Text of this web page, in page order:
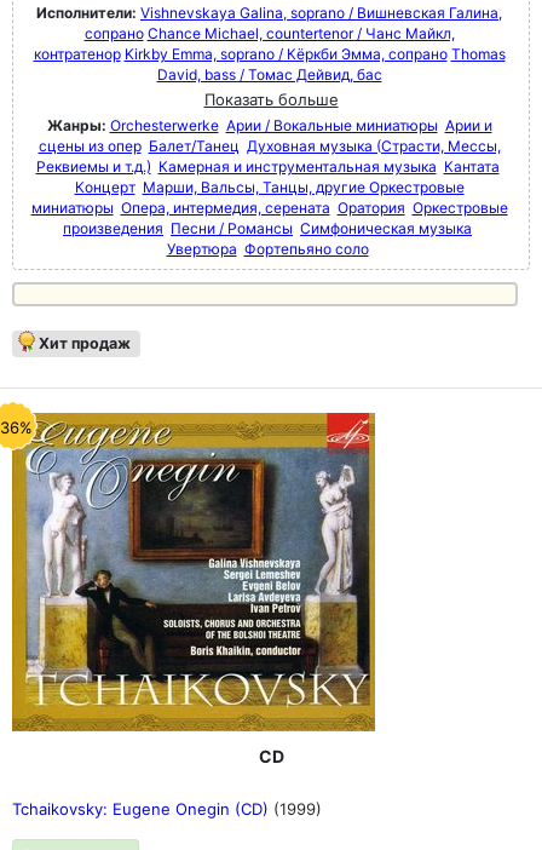
Исполнители: Vishnevskaya Galina, soprano / Вишневская Галина,
сопрано Chance Michael, countertenor / Чанс Майкл,
контратенор Kirkby Emma, soprano / Кёркби Эмма, сопрано Thomas
David, bass / Томас Дейвид, бас
Показать больше
Жанры: Orchesterwerke Арии / Вокальные миниатюры Арии и
сцены из опер Балет/Танец Духовная музыка (Страсти, Мессы,
Реквиемы и т.д.) Камерная и инструментальная музыка Кантата
Концерт Марши, Вальсы, Танцы, другие Оркестровые
миниатюры Опера, интермедия, серената Оратория Оркестровые
произведения Песни / Романсы Симфоническая музыка
Увертюра Фортепьяно соло
Хит продаж
CD
Tchaikovsky: Eugene Onegin (CD) (1999)